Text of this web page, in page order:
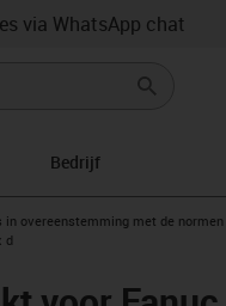
via WhatsApp chat
Bedrijf
in overeenstemming met de
d